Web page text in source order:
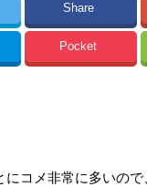
Share
Pocket
にコメ非常に多いので